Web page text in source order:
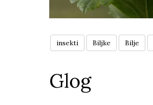
insekti Biljke Bilje
Glog